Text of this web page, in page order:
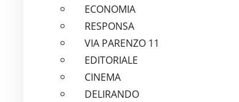
ECONOMIA
RESPONSA
VIA PARENZO 11
EDITORIALE
CINEMA
DELIRANDO